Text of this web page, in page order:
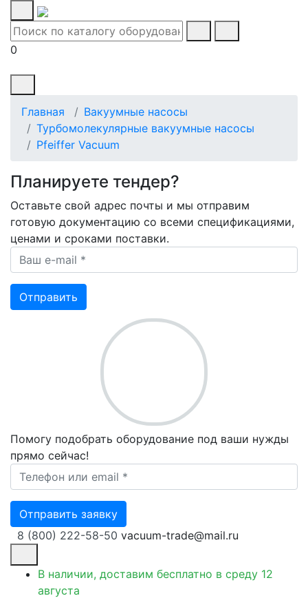
0
Главная
Вакуумные насосы
Турбомолекулярные вакуумные насосы
Pfeiffer Vacuum
Планируете тендер?
Оставьте свой адрес почты и мы отправим
готовую документацию со всеми спецификациями,
ценами и сроками поставки.
Ваш e-mail *
Отправить
Помогу подобрать оборудование под ваши нужды
прямо сейчас!
Ваш телефон *
Отправить заявку
8 (800) 222-58-50 vacuum-trade@mail.ru
В наличии, доставим бесплатно в среду 12
августа